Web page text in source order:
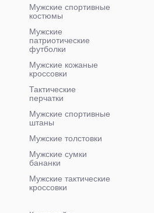
Мужские спортивные
костюмы
Мужские
патриотические
футболки
Мужские кожаные
кроссовки
Тактические
перчатки
Мужские спортивные
штаны
Мужские толстовки
Мужские сумки
бананки
Мужские тактические
кроссовки